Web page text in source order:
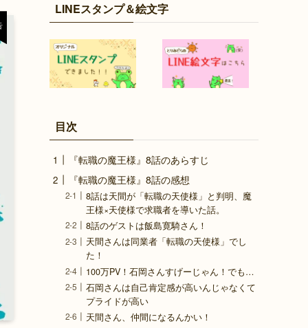
LINEスタンプ＆絵文字
目次
『転職の魔王様』8話のあらすじ
『転職の魔王様』8話の感想
8話は天間が「転職の天使様」と判明、魔
王様×天使様で求職者を導いた話。
8話のゲストは飯島寛騎さん！
天間さんは同業者「転職の天使様」でし
た！
100万PV！石岡さんすげーじゃん！でも…
石岡さんは自己肯定感が高いんじゃなくて
プライドが高い
天間さん、仲間になるんかい！